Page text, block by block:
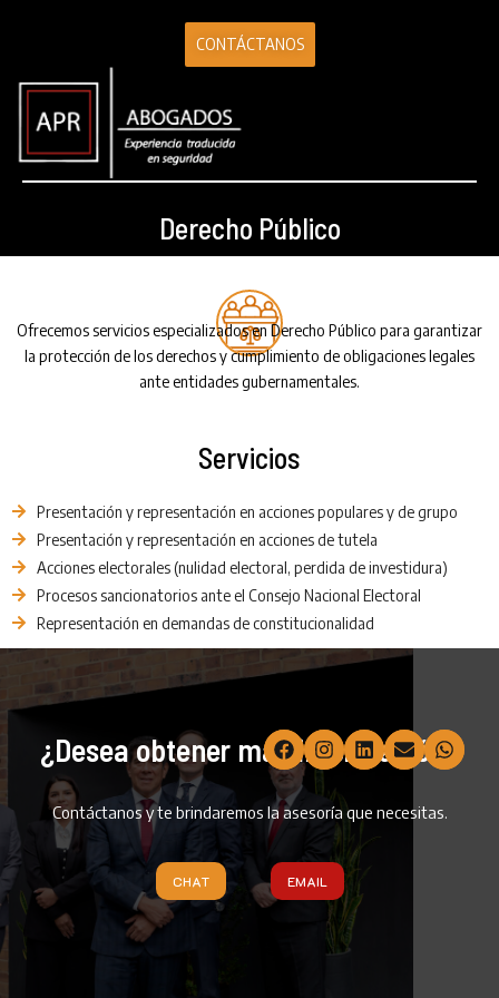
CONTÁCTANOS
Derecho Público
Ofrecemos servicios especializados en Derecho Público para garantizar
la protección de los derechos y cumplimiento de obligaciones legales
ante entidades gubernamentales.
Servicios
Presentación y representación en acciones populares y de grupo
Presentación y representación en acciones de tutela
Acciones electorales (nulidad electoral, perdida de investidura)
Procesos sancionatorios ante el Consejo Nacional Electoral
Representación en demandas de constitucionalidad
¿Desea obtener más información?
Contáctanos y te brindaremos la asesoría que necesitas.
CHAT EMAIL